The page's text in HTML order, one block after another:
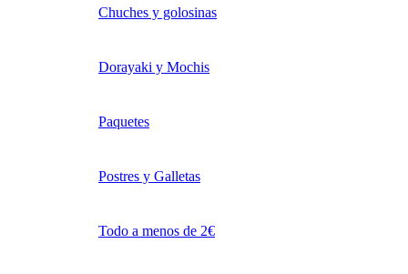
Chuches y golosinas
Dorayaki y Mochis
Paquetes
Postres y Galletas
Todo a menos de 2€